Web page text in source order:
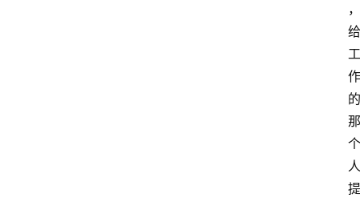
，
给
工
作
的
那
个
人
提